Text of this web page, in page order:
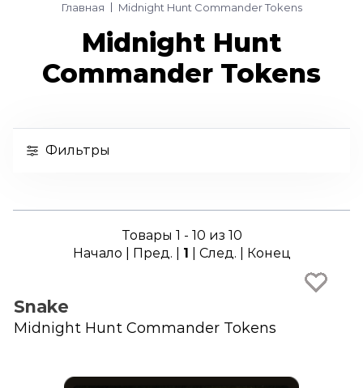
Главная Midnight Hunt Commander Tokens
Midnight Hunt
Commander Tokens
Фильтры
Товары 1 - 10 из 10
Начало | Пред. | 1 | След. | Конец
Snake
Midnight Hunt Commander Tokens